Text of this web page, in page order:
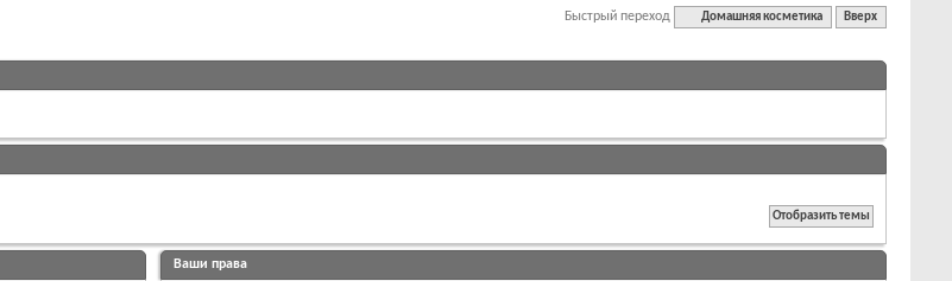
Быстрый переход Домашняя косметика Вверх
Ваши права